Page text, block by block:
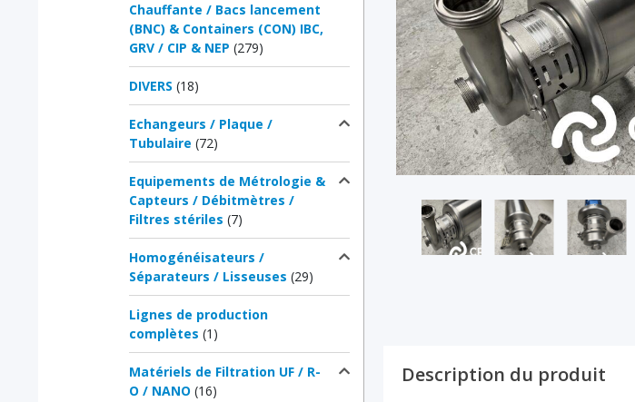
Chauffante / Bacs lancement
(BNC) & Containers (CON) IBC,
GRV / CIP & NEP (279)
DIVERS (18)
Echangeurs / Plaque /
Tubulaire (72)
Equipements de Métrologie &
Capteurs / Débitmètres /
Filtres stériles (7)
Homogénéisateurs /
Séparateurs / Lisseuses (29)
Lignes de production
complètes (1)
Matériels de Filtration UF / R-
O / NANO (16)
Description du produit